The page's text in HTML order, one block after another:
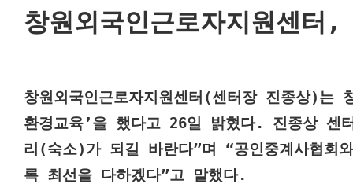
창원외국인근로자지원센
창원외국인근로자지원센터(센터장 진종상)
환경교육’을 했다고 26일 밝혔다. 진종상 센
리(숙소)가 되길 바란다”며 “공인중계사협회
록 최선을 다하겠다”고 말했다.